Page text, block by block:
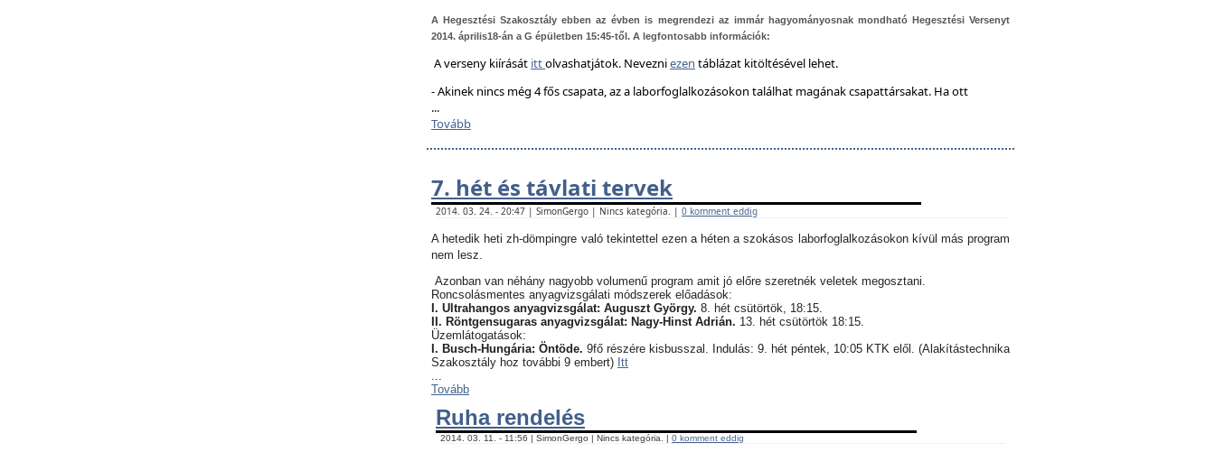
A Hegesztési Szakosztály ebben az évben is megrendezi az immár hagyományosnak mondható Hegesztési Versenyt
2014. április18-án a G épületben 15:45-től. A legfontosabb információk:
A verseny kiírását ittolvashatjátok. Nevezniezen táblázat kitöltésével lehet.
- Akinek nincs még 4 fős csapata, az a laborfoglalkozásokon találhat magának csapattársakat. Ha ott
...
Tovább
7. hét és távlati tervek
2014. 03. 24. - 20:47 | SimonGergo | Nincs kategória. | 0 komment eddig
A hetedik heti zh-dömpingre való tekintettel ezen a héten a szokásos laborfoglalkozásokon kívül más program
nem lesz.
Azonban van néhány nagyobb volumenű program amit jó előre szeretnék veletek megosztani.
Roncsolásmentes anyagvizsgálati módszerek előadások:
I. Ultrahangos anyagvizsgálat: Auguszt György. 8. hét csütörtök, 18:15.
II. Röntgensugaras anyagvizsgálat: Nagy-Hinst Adrián. 13. hét csütörtök 18:15.
Üzemlátogatások:
I. Busch-Hungária: Öntöde. 9fő részére kisbusszal. Indulás: 9. hét péntek, 10:05 KTK elől. (Alakítástechnika
Szakosztály hoz további 9 embert) Itt
...
Tovább
Ruha rendelés
2014. 03. 11. - 11:56 | SimonGergo | Nincs kategória. | 0 komment eddig